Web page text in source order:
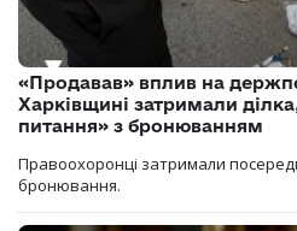
«Продавав» вплив на
Харківщині затримали
питання» з бронюванням
Правоохоронці затримали
бронювання.